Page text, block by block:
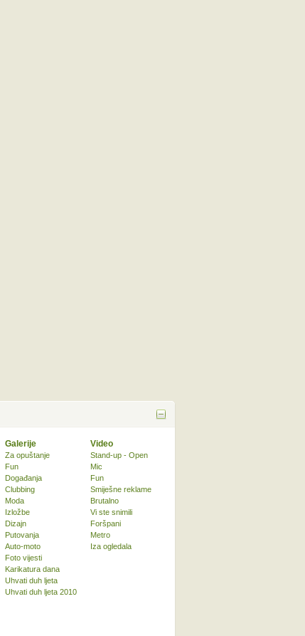
Galerije
Za opuštanje
Fun
Događanja
Clubbing
Moda
Izložbe
Dizajn
Putovanja
Auto-moto
Foto vijesti
Karikatura dana
Uhvati duh ljeta
Uhvati duh ljeta 2010
Video
Stand-up - Open
Mic
Fun
Smiješne reklame
Brutalno
Vi ste snimili
Foršpani
Metro
Iza ogledala